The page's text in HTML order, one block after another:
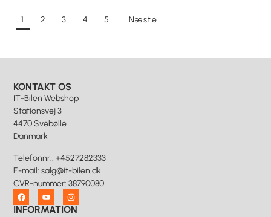
1 2 3 4 5 Næste
KONTAKT OS
IT-Bilen Webshop
Stationsvej 3
4470 Svebølle
Danmark
Telefonnr.: +4527282333
E-mail:salg@it-bilen.dk
CVR-nummer: 38790080
INFORMATION